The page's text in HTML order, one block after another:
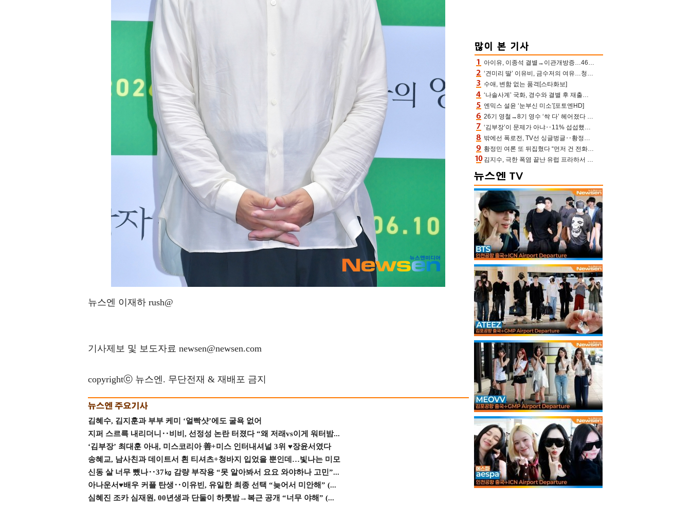
뉴스엔 이재하 rush@
기사제보 및 보도자료 newsen@newsen.com
copyrightⓒ 뉴스엔. 무단전재 & 재배포 금지
김혜수, 김지훈과 부부 케미 ‘얼빡샷’에도 굴욕 없어
지퍼 스르륵 내리더니‥비비, 선정성 논란 터졌다 “왜 저래vs이게 워터밤...
‘김부장’ 최대훈 아내, 미스코리아 善+미스 인터내셔널 3위 ♥장윤서였다
송혜교, 남사친과 데이트서 흰 티셔츠+청바지 입었을 뿐인데…빛나는 미모
신동 살 너무 뺐나‥37㎏ 감량 부작용 “못 알아봐서 요요 와야하나 고민”...
아나운서♥배우 커플 탄생‥이유빈, 유일한 최종 선택 “늦어서 미안해” (...
심혜진 조카 심재원, 00년생과 단둘이 하룻밤→복근 공개 “너무 야해” (...
아이유, 이종석 결별→이관개방증…46장 꽉 채운 유애나 ♥ “열심히 사는 중”
‘견미리 딸’ 이유비, 금수저의 여유…청순 미모에 반전 슬림 라인
수애, 변함 없는 품격[스타화보]
‘나솔사계’ 국화, 경수와 결별 후 재출연…첫인상 3표 몰표
엔믹스 설윤 ‘눈부신 미소’[포토엔HD]
26기 영철→8기 영수 ‘싹 다’ 헤어졌다 ‘나솔사계’ 충격의 현커 0쌍 (촌장TV)
‘김부장’이 문제가 아냐‥11% 섭섭했던 ‘재벌X형사2’ 돈·빽 총동원해 컴백 [TV보고서]
밖에선 폭로전, TV선 싱글벙글‥황정민 ‘틈만 나면’ 출연, 피로감은 시청자 몫
황정민 여론 또 뒤집혔다 “먼저 건 전화 62통, 그만 연락해” vs 女팬 “녹취 다 올려” 진흙탕 싸움
김지수, 극한 폭염 끝난 유럽 프라하서 쾌적한 여름나기 “선풍기만으로 지내”